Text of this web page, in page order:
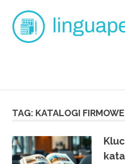
content
TAG: KATALOGI FIRMOWE